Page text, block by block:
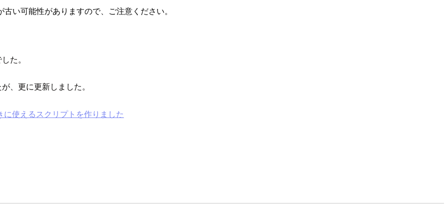
い可能性がありますので、ご注意ください。
た。
、更に更新しました。
に使えるスクリプトを作りました